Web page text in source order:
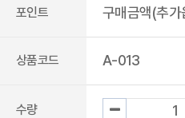
포인트 구매금액(추가
상품코드 A-013
수량